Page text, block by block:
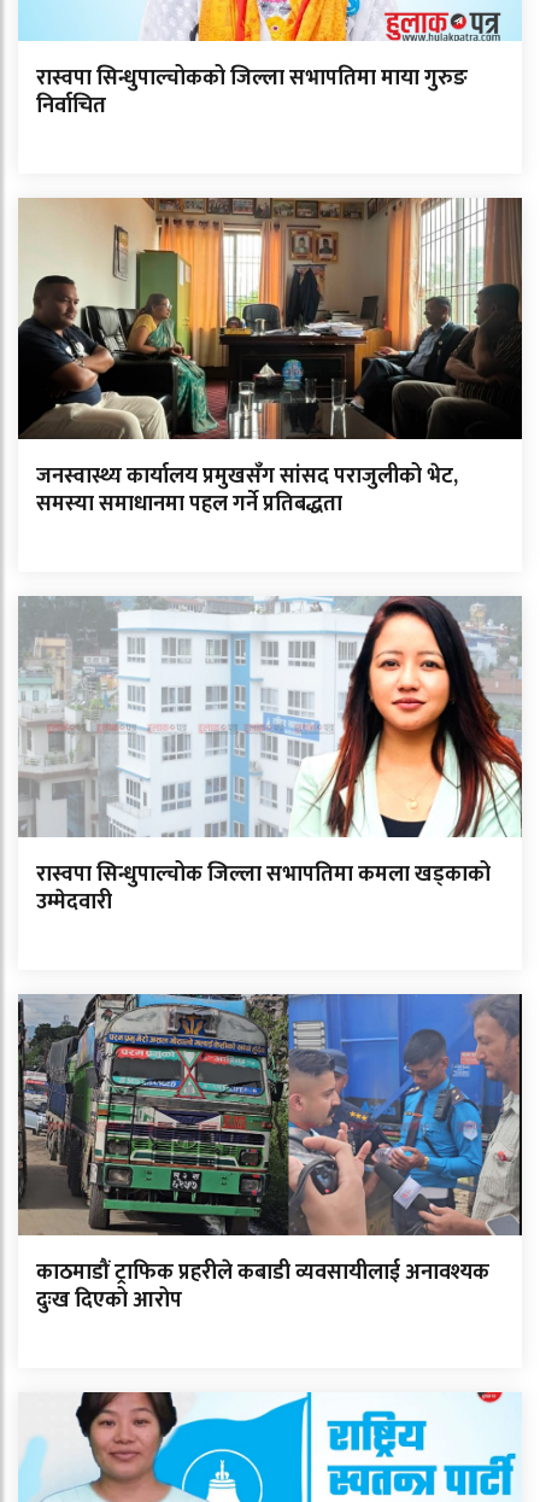
रास्वपा सिन्धुपाल्चोकको जिल्ला सभापतिमा माया गुरुङ
निर्वाचित
जनस्वास्थ्य कार्यालय प्रमुखसँग सांसद पराजुलीको भेट,
समस्या समाधानमा पहल गर्ने प्रतिबद्धता
रास्वपा सिन्धुपाल्चोक जिल्ला सभापतिमा कमला खड्काको
उम्मेदवारी
काठमाडौं ट्राफिक प्रहरीले कबाडी व्यवसायीलाई अनावश्यक
दुःख दिएको आरोप